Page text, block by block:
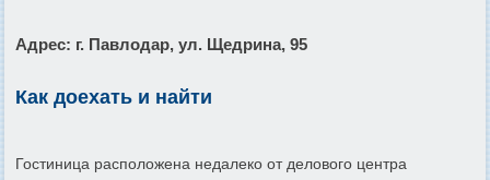
Адрес: г. Павлодар, ул. Щедрина, 95
Как доехать и найти
Гостиница расположена недалеко от делового центра